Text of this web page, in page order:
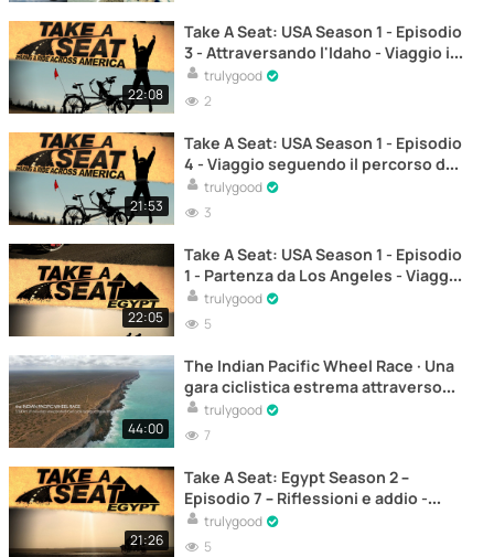
22:08
Take A Seat: USA Season 1 - Episodio
3 - Attraversando l'Idaho - Viaggio in
bicicletta negli Stati Uniti con
Dominic Gill – Documentario
trulygood
2
21:53
Take A Seat: USA Season 1 - Episodio
4 - Viaggio seguendo il percorso del
Power River - Viaggio in bicicletta
negli Stati Uniti con Dominic Gill –
trulygood
3
22:05
Take A Seat: USA Season 1 - Episodio
1 - Partenza da Los Angeles - Viaggio
in bicicletta negli Stati Uniti con
Dominic Gill – Documentario
trulygood
5
44:00
The Indian Pacific Wheel Race · Una
gara ciclistica estrema attraverso
l’Australia - Documentario
trulygood
7
21:26
Take A Seat: Egypt Season 2 –
Episodio 7 – Riflessioni e addio -
Documentario
trulygood
5